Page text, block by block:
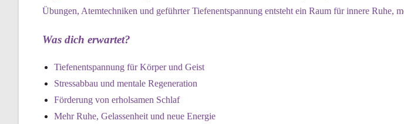
Übungen, Atemtechniken und geführter Tiefenentspannung entsteht ein Raum für innere Ruhe,
Was dich erwartet?
Tiefenentspannung für Körper und Geist
Stressabbau und mentale Regeneration
Förderung von erholsamen Schlaf
Mehr Ruhe, Gelassenheit und neue Energie